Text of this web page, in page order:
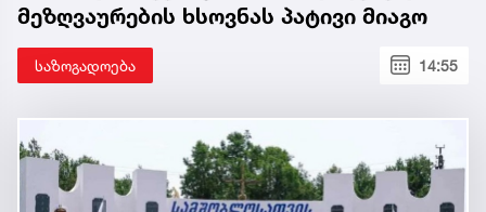
მეზღვაურების ხსოვნას პატივი მიაგო
საზოგადოება 14:55